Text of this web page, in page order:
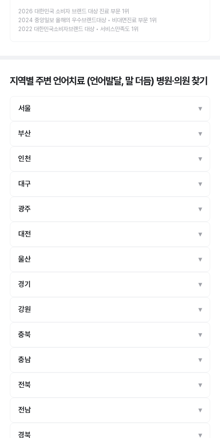
2026 대한민국 소비자 브랜드 대상 진료 부문 1위
2024 중앙일보 올해의 우수브랜드대상 • 비대면진료 부문 1위
2022 대한민국소비자브랜드 대상 • 서비스만족도 1위
지역별 주변 언어치료 (언어발달, 말 더듬) 병원·의원찾기
서울
부산
인천
대구
광주
대전
울산
경기
강원
충북
충남
전북
전남
경북